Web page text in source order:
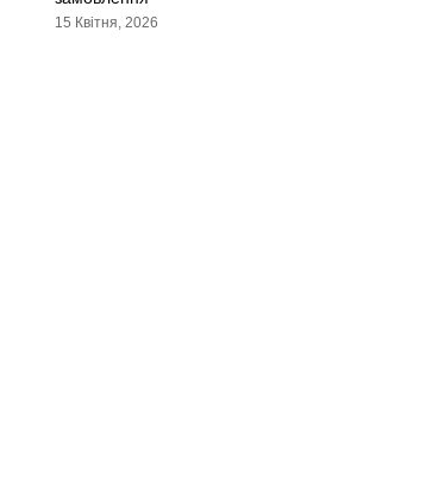
15 Квітня, 2026